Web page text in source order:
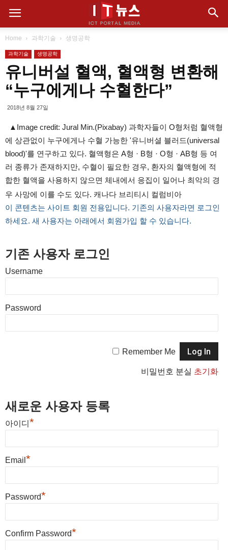
Home 과학기술 생명공학
과학기술 생명공학
유니버설 혈액, 혈액형 변환해
“누구에게나 수혈한다”
2018년 8월 27일
▲Image credit: Jural Min.(Pixabay) 과학자들이 O형처럼 혈액형
에 상관없이 누구에게나 수혈 가능한 '유니버셜 블러드(universal
blood)'를 연구하고 있다. 혈액형은 A형 · B형 · O형 · AB형 등 여
러 종류가 존재하지만, 수혈이 필요한 경우, 환자의 혈액형에 적
합한 혈액을 사용하지 않으면 체내에서 응집이 일어나 최악의 경
우 사망에 이를 수도 있다. 캐나다 브리티시 컬럼비아
이 콘텐츠는 사이트 회원 전용입니다. 기존의 사용자라면 로그인
하세요. 새 사용자는 아래에서 회원가입 할 수 있습니다.
기존 사용자 로그인
Username
Password
Remember Me
비밀번호 분실 초기화
새로운 사용자 등록
아이디 *
Email *
Password*
Confirm Password*